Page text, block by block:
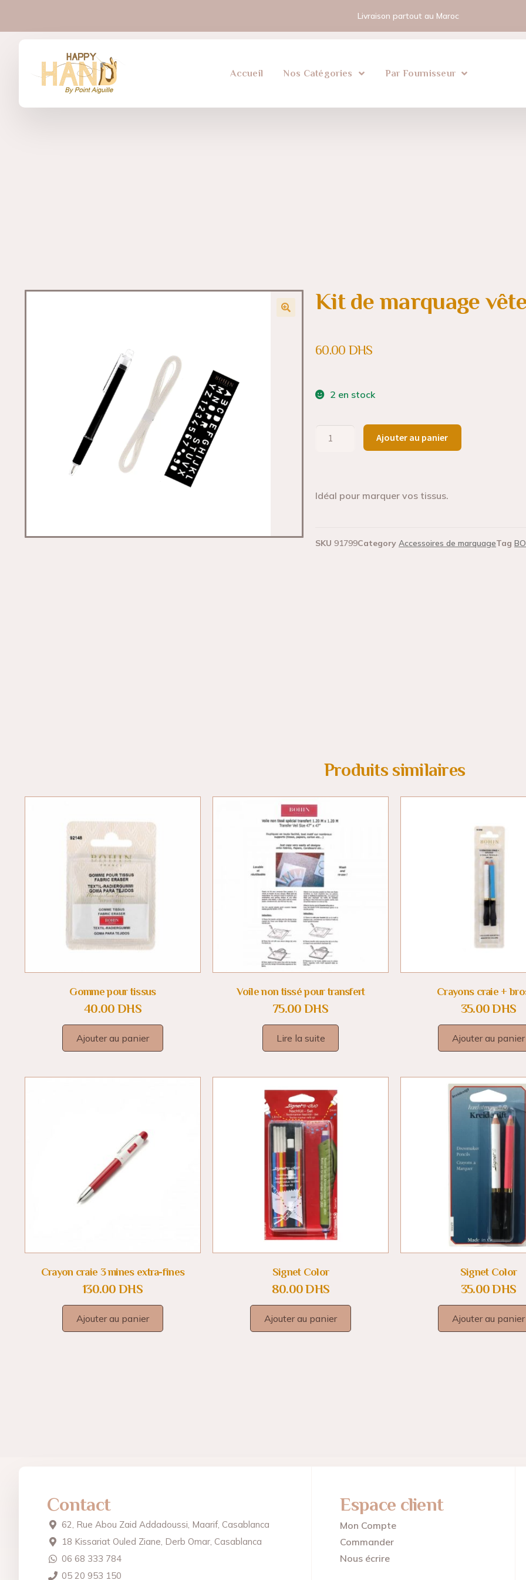
Livraison partout au Maroc
Accueil Nos Catégories Par Fournisseur
Kit de marquage
60.00 DHS
2 en stock
Ajouter au panier
Idéal pour marquer vos tissus.
SKU 91799Category Accessoires de marquageTag
Produits similaires
Gomme pour tissus
40.00 DHS
Ajouter au panier
Voile non tissé pour transfert
75.00 DHS
Lire la suite
Crayons craie +
35.00DHS
Ajouter au panier
Crayon craie 3 mines extra-fines
130.00DHS
Ajouter au panier
Signet Color
80.00DHS
Ajouter au panier
Signet Color
35.00DHS
Ajouter au panier
Contact
62, Rue Abou Zaid Addadoussi, Maarif, Casablanca
18 Kissariat Ouled Ziane, Derb Omar, Casablanca
06 68 333 784
05 20 953 150
Espace client
Mon Compte
Commander
Nous écrire